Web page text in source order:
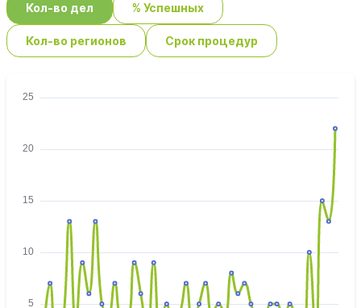
Кол-во дел % Успешных
Кол-во регионов Срок процедур